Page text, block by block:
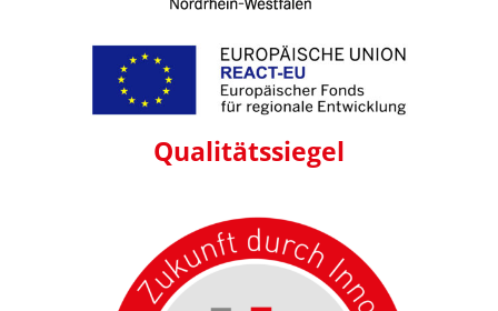
Qualitätssiegel